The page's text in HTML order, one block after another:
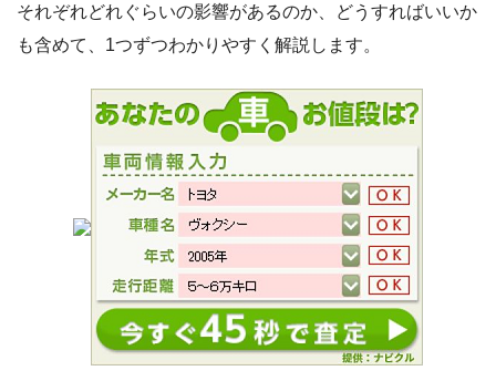
それぞれどれぐらいの影響があるのか、どうすればいいか
も含めて、1つずつわかりやすく解説します。